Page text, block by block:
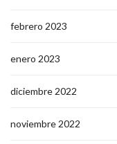
febrero 2023
enero 2023
diciembre 2022
noviembre 2022